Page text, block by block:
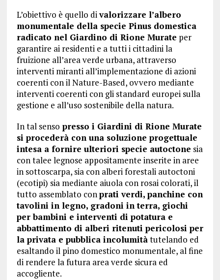
L’obiettivo è quello divalorizzare l’albero
monumentale della specie Pinus domestica
radicato nel Giardino di Rione Murate per
garantire ai residenti e a tutti i cittadini la
fruizione all’area verde urbana, attraverso
interventi miranti all’implementazione di azioni
coerenti con il Nature-Based, ovvero mediante
interventi coerenti con gli standard europei sulla
gestione e all’uso sostenibile della natura.
In tal senso presso i Giardini di Rione Murate
si procederà con una soluzione progettuale
intesa a fornire ulteriori specie autoctone sia
con talee legnose appositamente inserite in aree
in sottoscarpa, sia con alberi forestali autoctoni
(ecotipi) sia mediante aiuola con rosai colorati, il
tutto assemblato conprati verdi, panchine con
tavolini in legno, gradoni in terra, giochi
per bambini e interventi di potatura e
abbattimento di alberi ritenuti pericolosi per
la privata e pubblica incolumitàtutelando ed
esaltando il pino domestico monumentale, al fine
di rendere la futura area verde sicura ed
accogliente.